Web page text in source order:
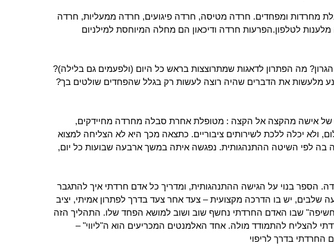
מחרדות ומפחדים. חרדה מטיסה, חרדה פיגועים, חרדה ממעליות, חרדה
לטלפון.הפרעות חרדה ודיכאון הם מחלה המיוחסת למילניום
מה הפתרון לדאגות שמתרוצצות בראש כל היום (ולפעמים גם בלילה)?
מלעשות את הדברים שהיה רוצה לעשות רק בגלל שהפחדים שולטים בך?
של אישה מהקצה אל הקצה : מטופלת אחרת סבלה מחרדה מחיידקים,
ולא יכלה ללכת לשירותים ציבוריים. כתצאה מכך היא לא הצליחה למצוא
בה לפי השיטה ההתנהגותית. נפגשה איתה במשך ארבעה שבועות כל יום,
הספר בנוי על הגישה ההתנהגותית, ומדריך כל אדם חרדתי איך להתגבר
שלבים, יש בו הדרכה מקצועית – צעד אחר צעד בדרך לפתרון אמיתי, יציב
שבו האדם החרדתי נחשף שוב ושוב למושא הפחד שלו. התהליך הזה
להתמודד מולה. אחד האלמנטים המכריעים הוא ה"ליווי" –
בדרך לריפוי